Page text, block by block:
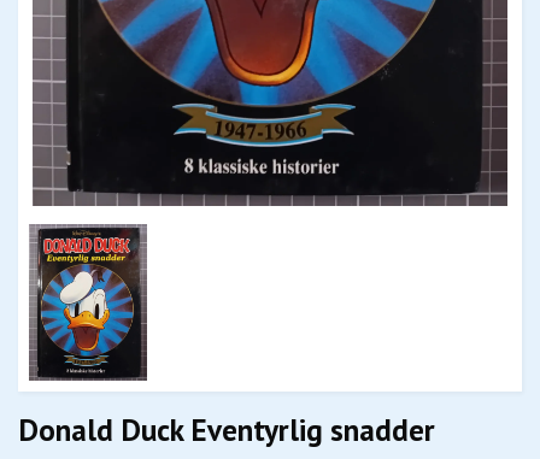
Donald Duck Eventyrlig snadder